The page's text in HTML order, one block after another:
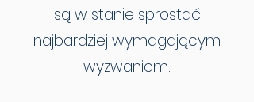
są w stanie sprostać
najbardziej wymagającym
wyzwaniom.